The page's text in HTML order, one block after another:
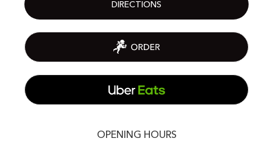
DIRECTIONS
OPENING HOURS